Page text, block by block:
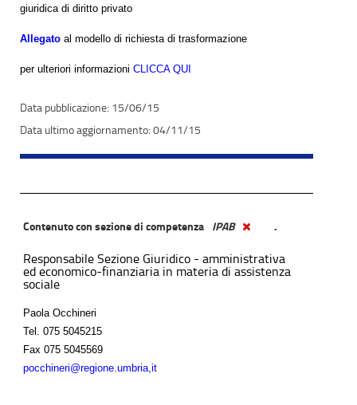
giuridica di diritto privato
Allegato al modello di richiesta di trasformazione
per ulteriori informazioni CLICCA QUI
15/06/15
04/11/15
Contenuto con sezione di competenza IPAB .
Responsabile Sezione Giuridico - amministrativa
ed economico-finanziaria in materia di assistenza
sociale
Paola Occhineri
Tel.
075 5045215
Fax 075 5045569
pocchineri@regione.umbria,it